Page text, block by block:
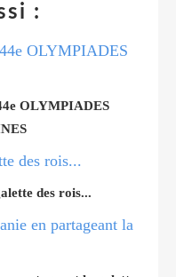
:
OLYMPIADES
des rois...